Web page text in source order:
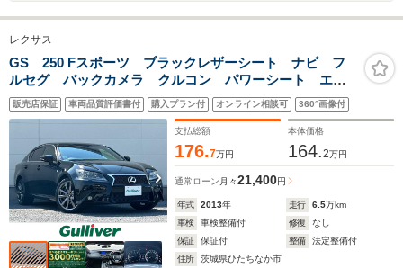
レクサス
GS 250 Fスポーツ ブラックレザーシート ナビ フ
ルセグ バックカメラ クルコン パワーシート エア
シート シートヒーター パワーシート ドラレコ パ
ドルシフト スマートキー 19インチAW LEDライト
販売店保証 車両品質評価書付 購入プラン付 オンライン相談可 360°画像付
支払総額
176.7万円
本体価格
164.2万円
通常ローン 月々21,400円
年式 2013年 走行 6.5万km
車検
車検整備付 修復
なし
保証
保証付 整備
法定整備付
住所
茨城県ひたちなか市